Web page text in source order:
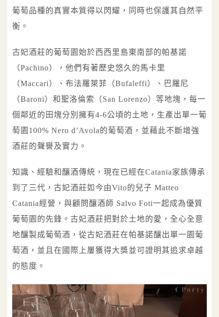
葡萄品種的真實本質得以閃耀，同時也保護其自然平
衡。
古妃酒莊的葡萄園始於西西里島東南部的帕基諾
（Pachino），他們有著歷史悠久的馬卡里
（Maccari）、布法羅萊菲（Bufaleffi）、巴羅尼
（Baroni）和聖洛倫索（San Lorenzo）等地塊，每一
個鄰近的田塊分別擁有4-6公頃的土地，生產出單一葡
萄園100% Nero d’Avola的葡萄酒，並藉此不斷增強
酒莊的聲譽及實力。
知識、經驗和釀酒傳統，現在已經在Catania家族傳承
到了三代，古妃酒莊如今由Vito的兒子 Matteo
Catania經營，與顧問釀酒師 Salvo Foti一起成為優質
葡萄園的先鋒。古妃酒莊把對於土地的愛，全心全意
地釀製成葡萄酒，從古妃酒莊在帕基諾釀出單一園葡
萄酒，並且在國際上屢獲得大獎並可證明其追求卓越
的態度。